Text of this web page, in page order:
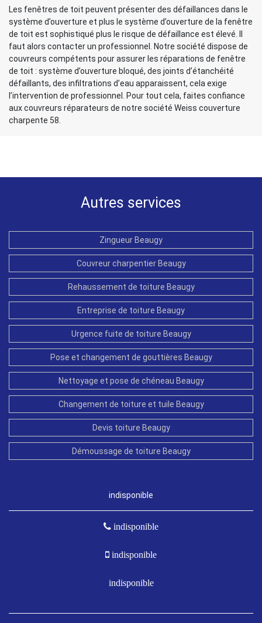
Les fenêtres de toit peuvent présenter des défaillances dans le
système d’ouverture et plus le système d’ouverture de la fenêtre
de toit est sophistiqué plus le risque de défaillance est élevé. Il
faut alors contacter un professionnel. Notre société dispose de
couvreurs compétents pour assurer les réparations de fenêtre
de toit : système d’ouverture bloqué, des joints d’étanchéité
défaillants, des infiltrations d’eau apparaissent, cela exige
l’intervention de professionnel. Pour tout cela, faites confiance
aux couvreurs réparateurs de notre société Weiss couverture
charpente 58.
Autres services
Zingueur Beaugy
Couvreur charpentier Beaugy
Rehaussement de toiture Beaugy
Entreprise de toiture Beaugy
Urgence fuite de toiture Beaugy
Pose et changement de gouttières Beaugy
Nettoyage et pose de chéneau Beaugy
Changement de toiture et tuile Beaugy
Devis toiture Beaugy
Démoussage de toiture Beaugy
indisponible
indisponible
indisponible
indisponible